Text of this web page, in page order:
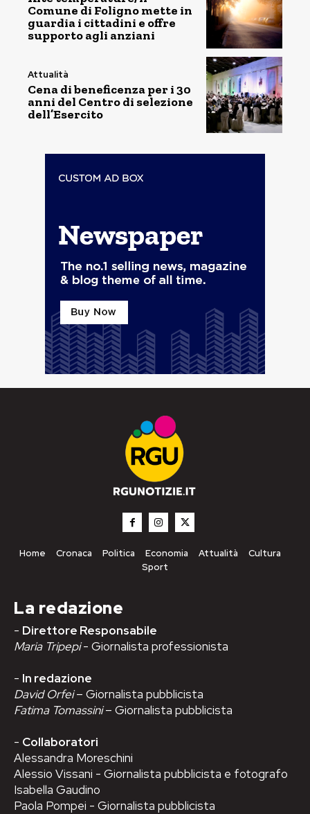
Comune di Foligno mette in
guardia i cittadini e offre
supporto agli anziani
Attualità
Cena di beneficenza per i 30
anni del Centro di selezione
dell’Esercito
Home Cronaca Politica Economia Attualità
Cultura
Sport
La redazione
- Direttore Responsabile
Maria Tripepi- Giornalista professionista
- In redazione
David Orfei– Giornalista pubblicista
Fatima Tomassini– Giornalista pubblicista
- Collaboratori
Alessandra Moreschini
Alessio Vissani - Giornalista pubblicista e fotografo
Isabella Gaudino
Paola Pompei - Giornalista pubblicista